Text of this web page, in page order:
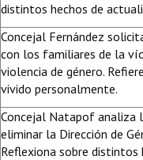
distintos hechos de
Concejal Fernández
con los familiares de la
violencia de género.
vivido personalmente.
Concejal Natapof analiza
eliminar la Dirección de
Reflexiona sobre distintos